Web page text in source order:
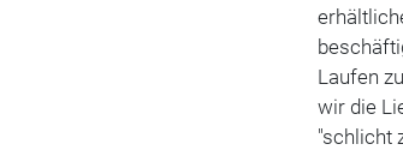
Laufen
wir die
"schlicht